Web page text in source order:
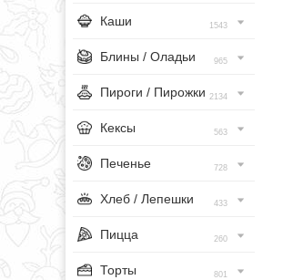
Каши 1543
Блины / Оладьи 965
Пироги / Пирожки 2134
Кексы 563
Печенье 728
Хлеб / Лепешки 433
Пицца 260
Торты 801